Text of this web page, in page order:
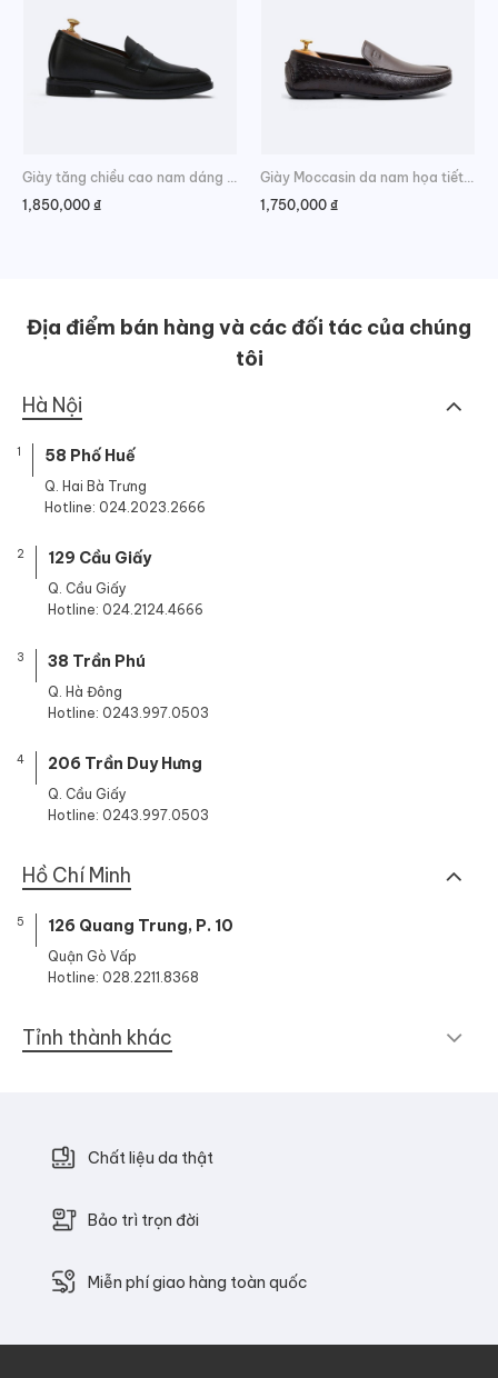
Giày tăng chiều cao nam dáng Penny Loafer
1,850,000 ₫
Giày Moccasin da nam họa tiết caro lịch lãm
1,750,000 ₫
Địa điểm bán hàng và các đối tác của chúng
tôi
Hà Nội
1 58 Phố Huế
Q. Hai Bà Trưng
Hotline: 024.2023.2666
2 129 Cầu Giấy
Q. Cầu Giấy
Hotline: 024.2124.4666
3 38 Trần Phú
Q. Hà Đông
Hotline: 0243.997.0503
4 206 Trần Duy Hưng
Q. Cầu Giấy
Hotline: 0243.997.0503
Hồ Chí Minh
5 126 Quang Trung, P. 10
Quận Gò Vấp
Hotline: 028.2211.8368
Tỉnh thành khác
Chất liệu da thật
Bảo trì trọn đời
Miễn phí giao hàng toàn quốc